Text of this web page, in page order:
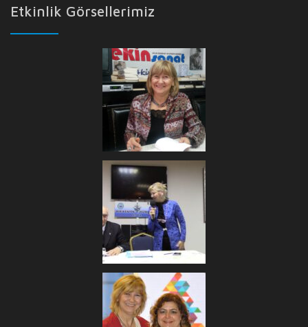
Etkinlik Görsellerimiz